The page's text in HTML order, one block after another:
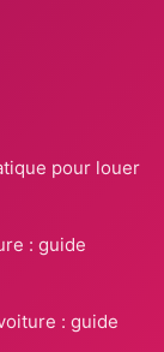
pour louer
: guide
: guide